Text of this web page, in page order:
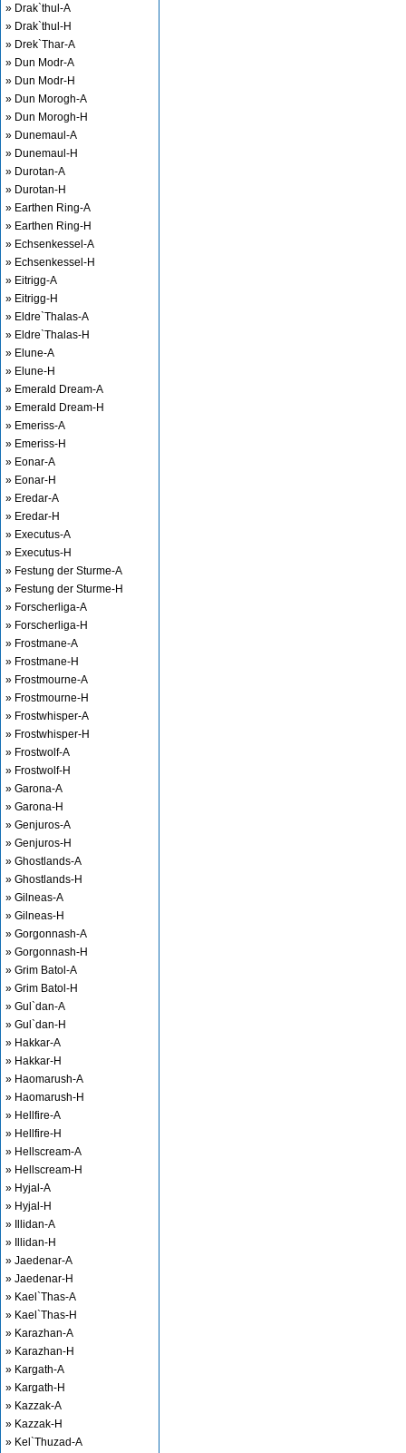
» Drak`thul-A
» Drak`thul-H
» Drek`Thar-A
» Dun Modr-A
» Dun Modr-H
» Dun Morogh-A
» Dun Morogh-H
» Dunemaul-A
» Dunemaul-H
» Durotan-A
» Durotan-H
» Earthen Ring-A
» Earthen Ring-H
» Echsenkessel-A
» Echsenkessel-H
» Eitrigg-A
» Eitrigg-H
» Eldre`Thalas-A
» Eldre`Thalas-H
» Elune-A
» Elune-H
» Emerald Dream-A
» Emerald Dream-H
» Emeriss-A
» Emeriss-H
» Eonar-A
» Eonar-H
» Eredar-A
» Eredar-H
» Executus-A
» Executus-H
» Festung der Sturme-A
» Festung der Sturme-H
» Forscherliga-A
» Forscherliga-H
» Frostmane-A
» Frostmane-H
» Frostmourne-A
» Frostmourne-H
» Frostwhisper-A
» Frostwhisper-H
» Frostwolf-A
» Frostwolf-H
» Garona-A
» Garona-H
» Genjuros-A
» Genjuros-H
» Ghostlands-A
» Ghostlands-H
» Gilneas-A
» Gilneas-H
» Gorgonnash-A
» Gorgonnash-H
» Grim Batol-A
» Grim Batol-H
» Gul`dan-A
» Gul`dan-H
» Hakkar-A
» Hakkar-H
» Haomarush-A
» Haomarush-H
» Hellfire-A
» Hellfire-H
» Hellscream-A
» Hellscream-H
» Hyjal-A
» Hyjal-H
» Illidan-A
» Illidan-H
» Jaedenar-A
» Jaedenar-H
» Kael`Thas-A
» Kael`Thas-H
» Karazhan-A
» Karazhan-H
» Kargath-A
» Kargath-H
» Kazzak-A
» Kazzak-H
» Kel`Thuzad-A